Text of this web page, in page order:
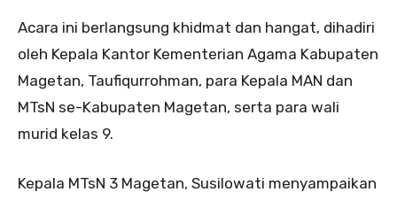
Acara ini berlangsung khidmat dan hangat, dihadiri
oleh Kepala Kantor Kementerian Agama Kabupaten
Magetan, Taufiqurrohman, para Kepala MAN dan
MTsN se-Kabupaten Magetan, serta para wali
murid kelas 9.
Kepala MTsN 3 Magetan, Susilowati menyampaikan